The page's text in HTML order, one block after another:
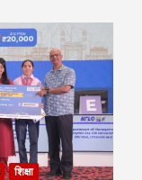
शिक्षा